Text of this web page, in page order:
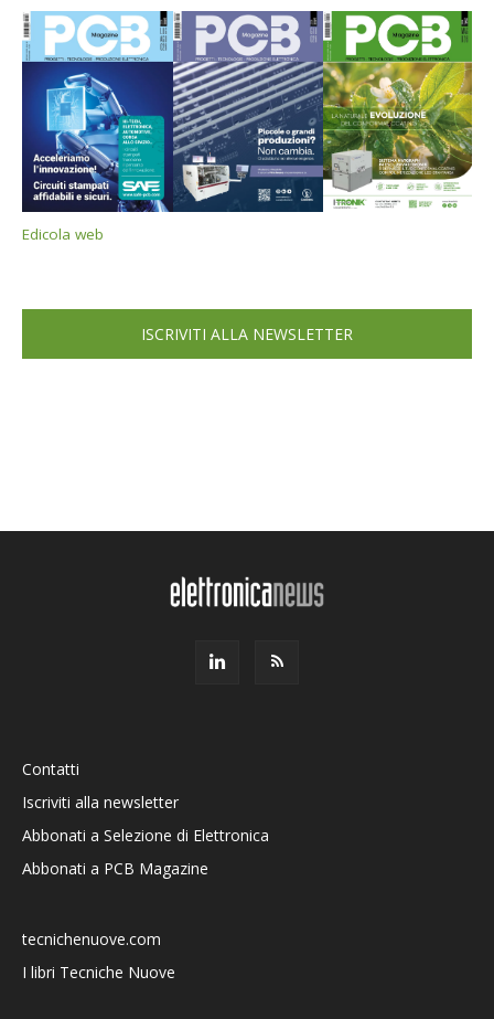
Edicola web
ISCRIVITI ALLA NEWSLETTER
Contatti
Iscriviti alla newsletter
Abbonati a Selezione di Elettronica
Abbonati a PCB Magazine
tecnichenuove.com
I libri Tecniche Nuove